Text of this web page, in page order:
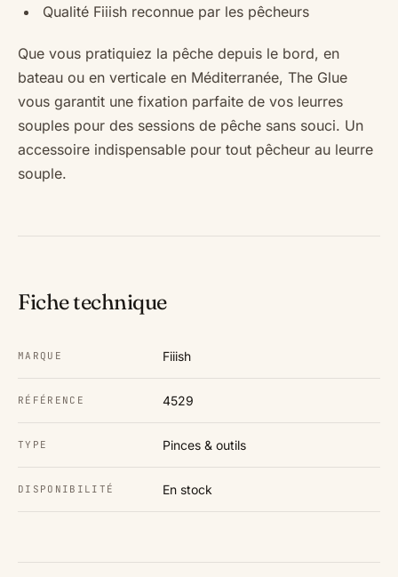
Qualité Fiiish reconnue par les pêcheurs
Que vous pratiquiez la pêche depuis le bord, en
bateau ou en verticale en Méditerranée, The Glue
vous garantit une fixation parfaite de vos leurres
souples pour des sessions de pêche sans souci. Un
accessoire indispensable pour tout pêcheur au leurre
souple.
Fiche technique
MARQUE Fiiish
RÉFÉRENCE 4529
TYPE Pinces & outils
DISPONIBILITÉ En stock